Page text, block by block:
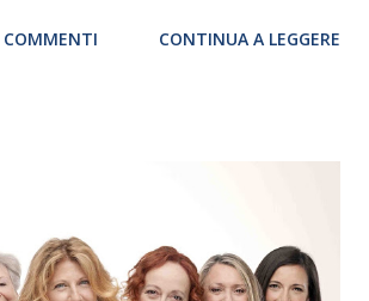
a Heiden, in Germania, e toccherà, in
dove si esibirà per il secondo anno
milanese avrà il piacere di applaudire i
COMMENTI CONTINUA A LEGGERE